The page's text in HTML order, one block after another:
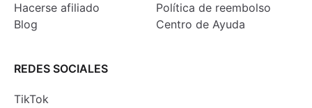
Hacerse afiliado
Blog
Política de reembolso
Centro de Ayuda
REDES SOCIALES
TikTok